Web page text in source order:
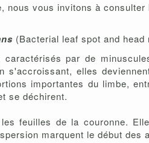
nous vous invitons à consulter
(Bacterial leaf spot and head
par de
s'accroissant, elles
importantes du limbe,
se déchirent.
feuilles de la couronne.
marquent le début des